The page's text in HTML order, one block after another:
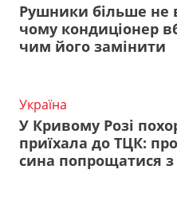
Рушники більше не
чому кондиціонер
чим його замінити
Україна
У Кривому Розі
приїхала до ТЦК:
сина попрощатися з